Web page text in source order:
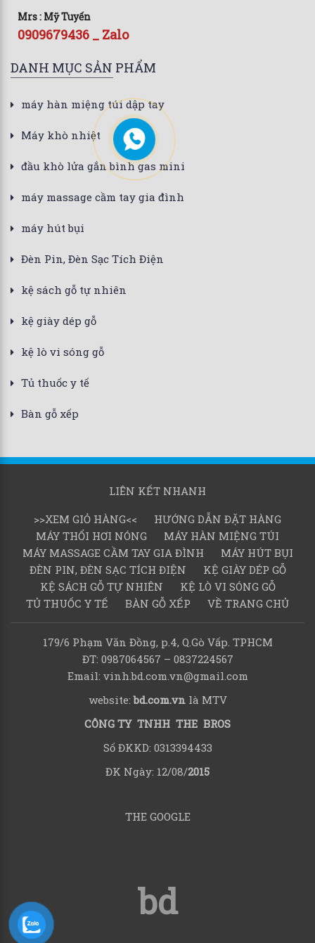
Mrs : Mỹ Tuyến
0909679436 _ Zalo
DANH MỤC SẢN PHẨM
máy hàn miệng túi dập tay
Máy khò nhiệt
đầu khò lửa gắn bình gas mini
máy massage cầm tay gia đình
máy hút bụi
Đèn Pin, Đèn Sạc Tích Điện
kệ sách gỗ tự nhiên
kệ giày dép gỗ
kệ lò vi sóng gỗ
Tủ thuốc y tế
Bàn gỗ xếp
LIÊN KẾT NHANH
>>XEM GIỎ HÀNG<<
HƯỚNG DẪN ĐẶT HÀNG
MÁY THỔI HƠI NÓNG
MÁY HÀN MIỆNG TÚI
MÁY MASSAGE CẦM TAY GIA ĐÌNH
MÁY HÚT BỤI
ĐÈN PIN, ĐÈN SẠC TÍCH ĐIỆN
KỆ GIÀY DÉP GỖ
KỆ SÁCH GỖ TỰ NHIÊN
KỆ LÒ VI SÓNG GỖ
TỦ THUỐC Y TẾ
BÀN GỖ XẾP VỀ TRANG CHỦ
179/6 Phạm Văn Đồng, p.4, Q.Gò Vấp. TPHCM
ĐT: 0987064567 – 0837224567
Email: vinh.bd.com.vn@gmail.com
website:bd.com.vnlà MTV
CÔNG TY TNHH THE BROS
Số ĐKKD: 0313394433
ĐK Ngày: 12/08/2015
THE GOOGLE
bd